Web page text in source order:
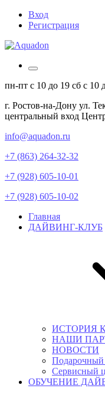
Вход
Регистрация
пн-пт с 10 до 19 сб с 10
г. Ростов-на-Дону ул.
центральный вход
info@aquadon.ru
+7 (863) 264-32-32
+7 (928) 605-10-01
+7 (928) 605-10-02
Главная
ДАЙВИНГ-КЛУБ
ИСТОРИЯ
НАШИ
НОВОСТИ
Подарочный
Сервисный
ОБУЧЕНИЕ